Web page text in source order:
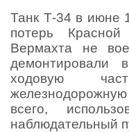
Танк Т-34 в июне
потерь
Вермахта не
демонтировали
ходовую
всего,
наблюдательный